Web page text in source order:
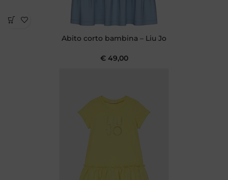
Abito corto bambina – Liu Jo
€49,00